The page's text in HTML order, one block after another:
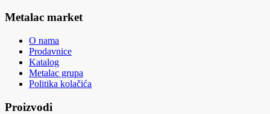
Metalac market
O nama
Prodavnice
Katalog
Metalac grupa
Politika kolačića
Proizvodi